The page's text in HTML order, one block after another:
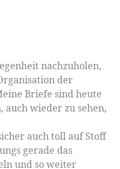
nachzuholen,
der
Briefe sind heute
auch wieder zu sehen,
auch toll auf Stoff
gerade das
und so weiter